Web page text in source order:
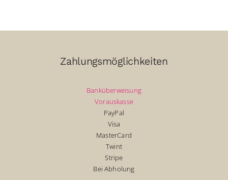
Zahlungsmöglichkeiten
Banküberweisung
Vorauskasse
PayPal
Visa
MasterCard
Twint
Stripe
Bei Abholung